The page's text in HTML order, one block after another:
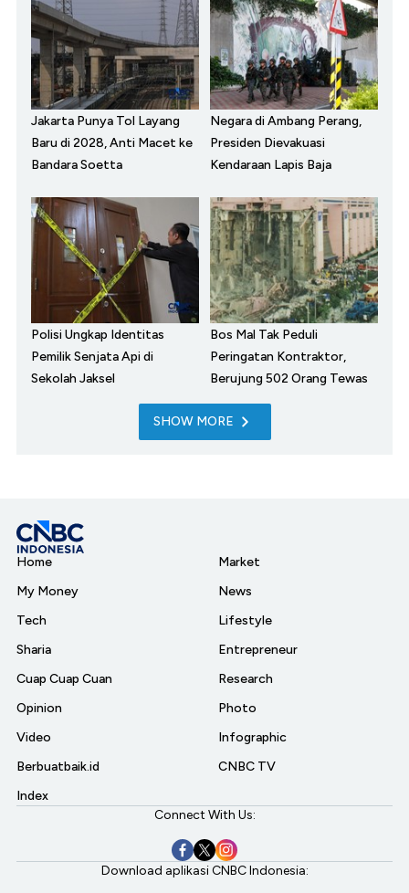
Jakarta Punya Tol Layang
Baru di 2028, Anti Macet ke
Bandara Soetta
Negara di Ambang Perang,
Presiden Dievakuasi
Kendaraan Lapis Baja
Polisi Ungkap Identitas
Pemilik Senjata Api di
Sekolah Jaksel
Bos Mal Tak Peduli
Peringatan Kontraktor,
Berujung 502 Orang Tewas
SHOW MORE
Home
My Money
Tech
Sharia
Cuap Cuap Cuan
Opinion
Video
Berbuatbaik.id
Index
Market
News
Lifestyle
Entrepreneur
Research
Photo
Infographic
CNBC TV
Connect With Us:
Download aplikasi CNBC Indonesia: